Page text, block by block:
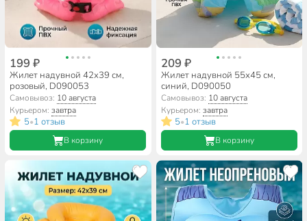
199 ₽
Жилет надувной 42х39 см,
розовый, D090053
Самовывоз: 10 августа
Курьером:завтра
5•1 отзыв
В корзину
209 ₽
Жилет надувной 55х45 см,
синий, D090050
Самовывоз: 10 августа
Курьером: завтра
5•1 отзыв
В корзину